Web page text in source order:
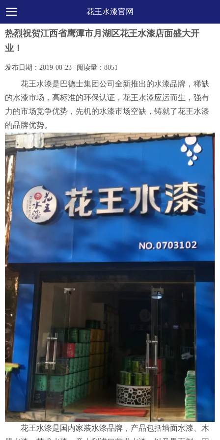
花王水漆官网
热烈祝贺江西省鹰潭市月湖区花王水漆店面盛大开
业！
发布日期： 2019-08-23 阅读量： 8051
花王水漆是巴德士集团公司全新推出的水漆品牌，稀缺
的水漆市场，高标准的环保认证，花王水漆应运而生，强有
力的市场竞争优势，先机的水漆市场空缺，铸就了花王水漆
的品牌优势。
花王水漆是国内家装水漆品牌，产品包括墙面水漆、木